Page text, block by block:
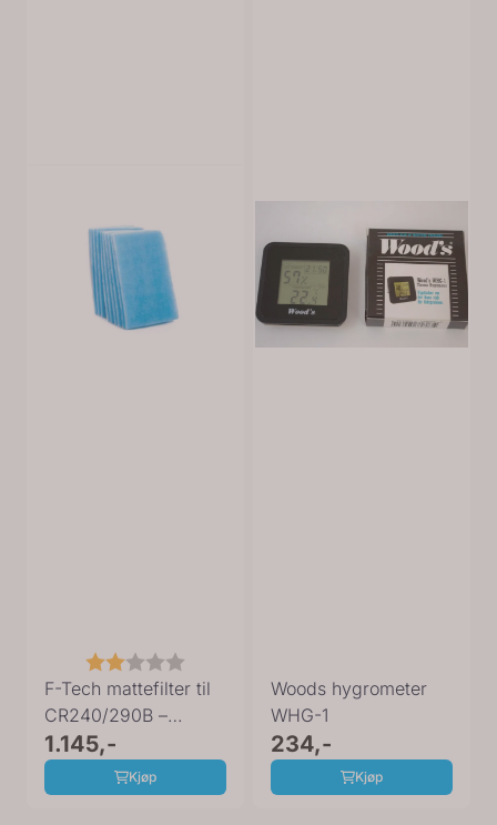
Karakter:
F-Tech mattefilter til
CR240/290B –
330×220 (10 ...
1.145,-
Kjøp
Woods hygrometer
WHG-1
234,-
Kjøp